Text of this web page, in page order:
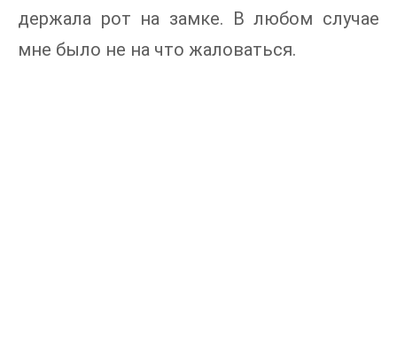
держала рот на замке. В любом случае
мне было не на что жаловаться.